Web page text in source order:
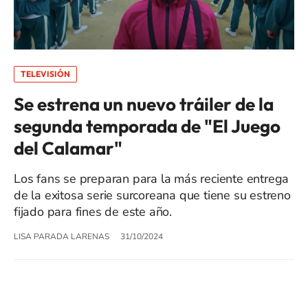
TELEVISIÓN
Se estrena un nuevo tráiler de la
segunda temporada de "El Juego
del Calamar"
Los fans se preparan para la más reciente entrega
de la exitosa serie surcoreana que tiene su estreno
fijado para fines de este año.
LISA PARADA LARENAS 31/10/2024